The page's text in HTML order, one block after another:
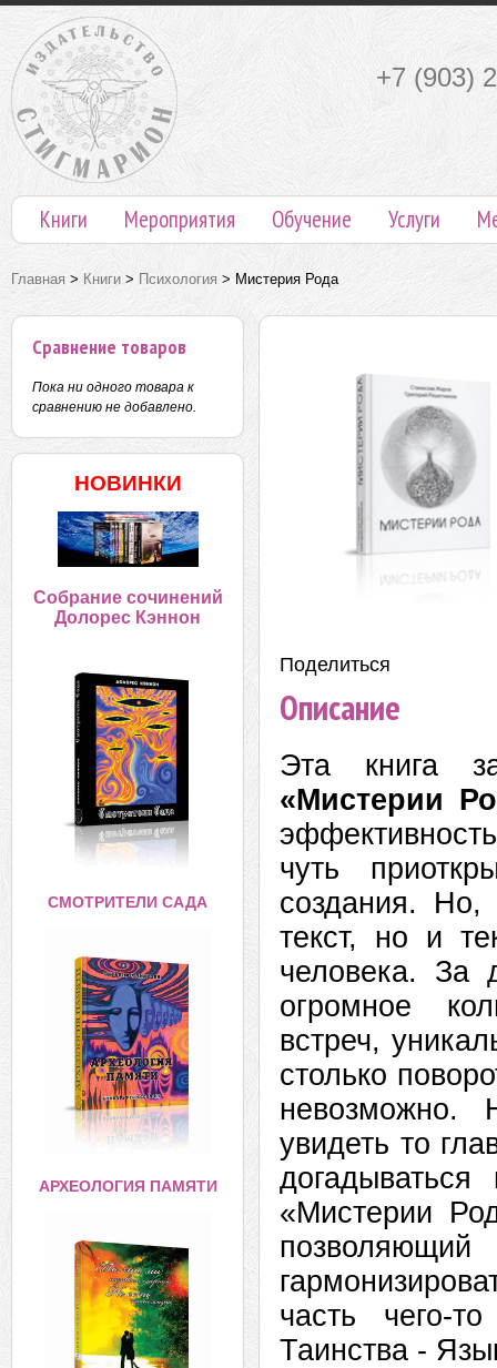
+7 (903)
Книги Мероприятия Обучение Услуги
Главная > Книги > Психология > Мистерия Рода
Поделиться:
Описание
Эта книга
«Мистерии
чуть
создания. Но,
текст, но и
человека. За
огромное
встреч,
столько
увидеть то
«Мистерии
часть чего-
Таинства -
Сравнение товаров
Пока ни одного товара к
сравнению не добавлено.
НОВИНКИ
Собрание сочинений
Долорес Кэннон
СМОТРИТЕЛИ САДА
АРХЕОЛОГИЯ ПАМЯТИ